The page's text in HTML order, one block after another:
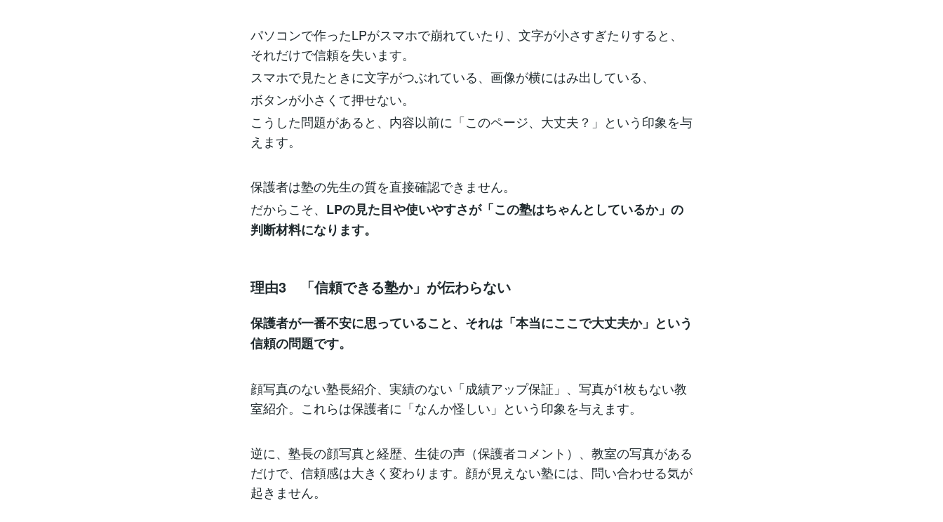
パソコンで作ったLPがスマホで崩れていたり、文字が小さすぎたりすると、
それだけで信頼を失います。
スマホで見たときに文字がつぶれている、画像が横にはみ出している、
ボタンが小さくて押せない。
こうした問題があると、内容以前に「このページ、大丈夫？」という印象を与
えます。
保護者は塾の先生の質を直接確認できません。
だからこそ、 LPの見た目や使いやすさが「この塾はちゃんとしているか」の
判断材料になります。
理由3 「信頼できる塾か」が伝わらない
保護者が一番不安に思っていること、それは「本当にここで大丈夫か」という
信頼の問題です。
顔写真のない塾長紹介、実績のない「成績アップ保証」、写真が1枚もない教
室紹介。これらは保護者に「なんか怪しい」という印象を与えます。
逆に、塾長の顔写真と経歴、生徒の声（保護者コメント）、教室の写真がある
だけで、信頼感は大きく変わります。顔が見えない塾には、問い合わせる気が
起きません。